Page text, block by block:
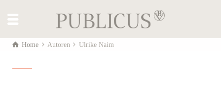
Home Autoren Ulrike Naim